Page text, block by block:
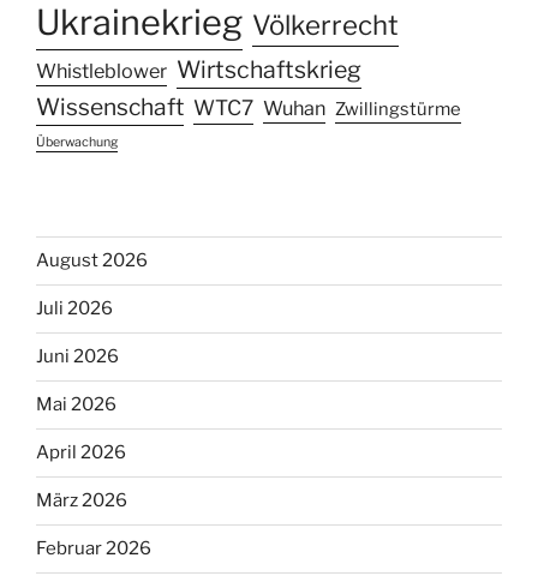
Ukrainekrieg Völkerrecht
Whistleblower Wirtschaftskrieg
Wissenschaft WTC7 Wuhan Zwillingstürme
Überwachung
August 2026
Juli 2026
Juni 2026
Mai 2026
April 2026
März 2026
Februar 2026